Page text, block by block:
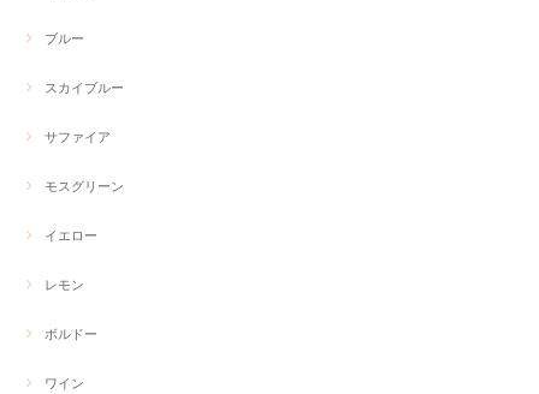
ブルー
スカイブルー
サファイア
モスグリーン
イエロー
レモン
ボルドー
ワイン